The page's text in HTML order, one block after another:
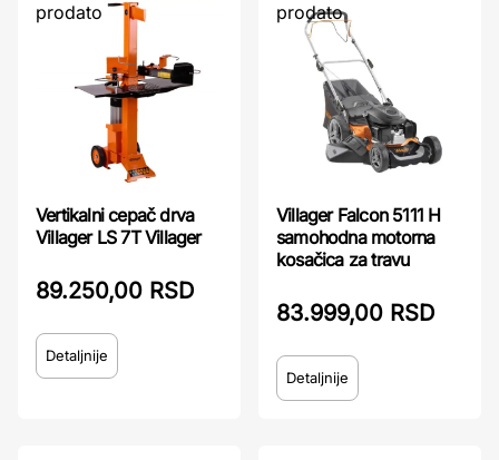
prodato
Vertikalni cepač drva
Villager LS 7T Villager
89.250,00 RSD
Detaljnije
prodato
Villager Falcon 5111 H
samohodna motorna
kosačica za travu
83.999,00 RSD
Detaljnije